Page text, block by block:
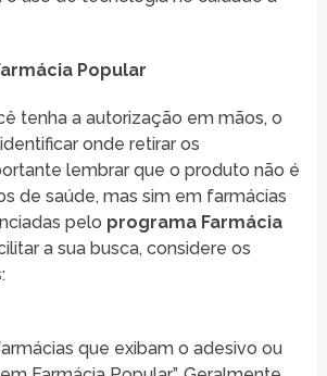
Popular
tenha a autorização em mãos, o
onde retirar os
lembrar que o produto não é
de saúde, mas sim em farmácias
pelo programa Farmácia
a sua busca, considere os
que exibam o adesivo ou